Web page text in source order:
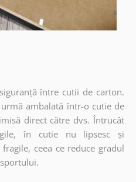
între cutii de carton.
ambalată într-o cutie de
direct către dvs. Întrucât
în cutie nu lipsesc și
ceea ce reduce gradul